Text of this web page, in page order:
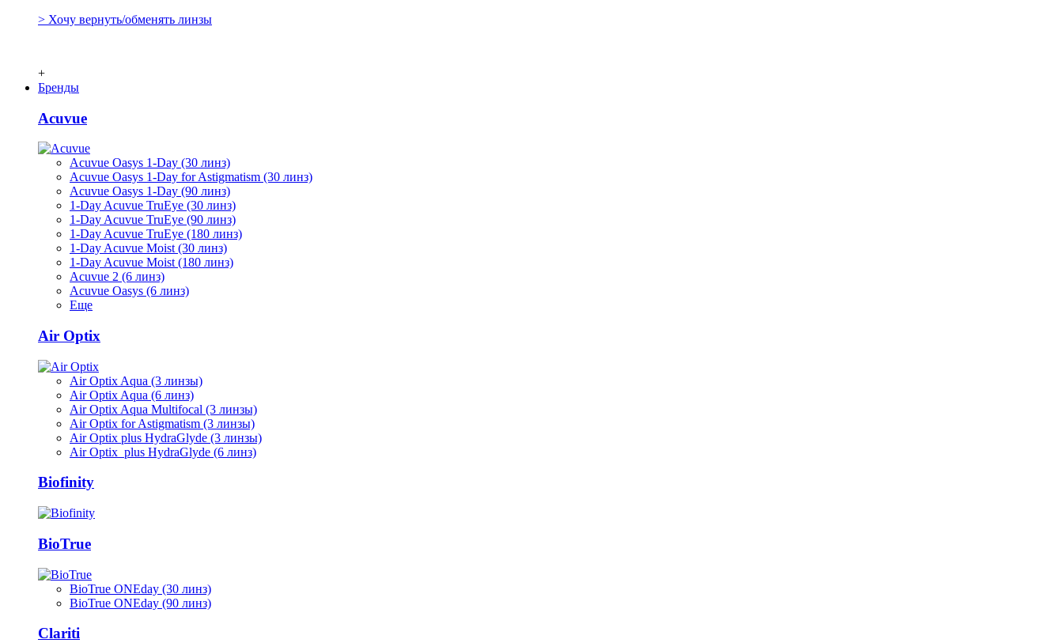
> Хочу вернуть/обменять линзы
+
Бренды
Acuvue
Acuvue Oasys 1-Day (30 линз)
Acuvue Oasys 1-Day for Astigmatism (30 линз)
Acuvue Oasys 1-Day (90 линз)
1-Day Acuvue TruEye (30 линз)
1-Day Acuvue TruEye (90 линз)
1-Day Acuvue TruEye (180 линз)
1-Day Acuvue Moist (30 линз)
1-Day Acuvue Moist (180 линз)
Acuvue 2 (6 линз)
Acuvue Oasys (6 линз)
Еще
Air Optix
Air Optix Aqua (3 линзы)
Air Optix Aqua (6 линз)
Air Optix Aqua Multifocal (3 линзы)
Air Optix for Astigmatism (3 линзы)
Air Optix plus HydraGlyde (3 линзы)
Air Optix plus HydraGlyde (6 линз)
Biofinity
BioTrue
BioTrue ONEday (30 линз)
BioTrue ONEday (90 линз)
Clariti